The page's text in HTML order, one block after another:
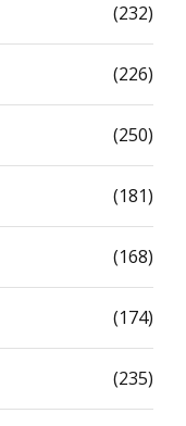
(232)
(226)
(250)
(181)
(168)
(174)
(235)